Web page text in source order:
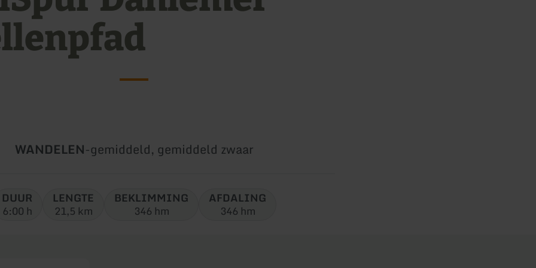
Soort
WANDELEN-Moeilijkheidsgraad:
gemiddeld, gemiddeld zwaar
DUUR
6:00 h
LENGTE
21,5 km
BEKLIMMING
346 hm
AFDALING
346 hm